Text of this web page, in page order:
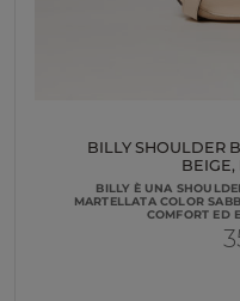
BILLY SHOULDER
BEIGE,
BILLY È UNA
MARTELLATA COLOR
COMFORT ED